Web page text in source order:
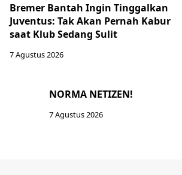
Bremer Bantah Ingin Tinggalkan
Juventus: Tak Akan Pernah Kabur
saat Klub Sedang Sulit
7 Agustus 2026
NORMA NETIZEN!
7 Agustus 2026